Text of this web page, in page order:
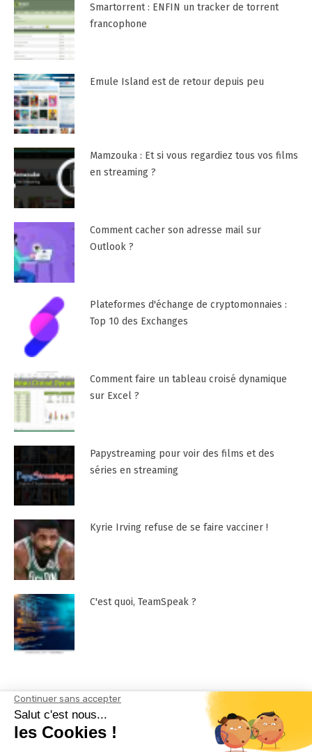
Smartorrent : ENFIN un tracker de torrent
francophone
Emule Island est de retour depuis peu
Mamzouka : Et si vous regardiez tous vos films
en streaming ?
Comment cacher son adresse mail sur
Outlook ?
Plateformes d'échange de cryptomonnaies :
Top 10 des Exchanges
Comment faire un tableau croisé dynamique
sur Excel ?
Papystreaming pour voir des films et des
séries en streaming
Kyrie Irving refuse de se faire vacciner !
C'est quoi, TeamSpeak ?
Mentions Légales